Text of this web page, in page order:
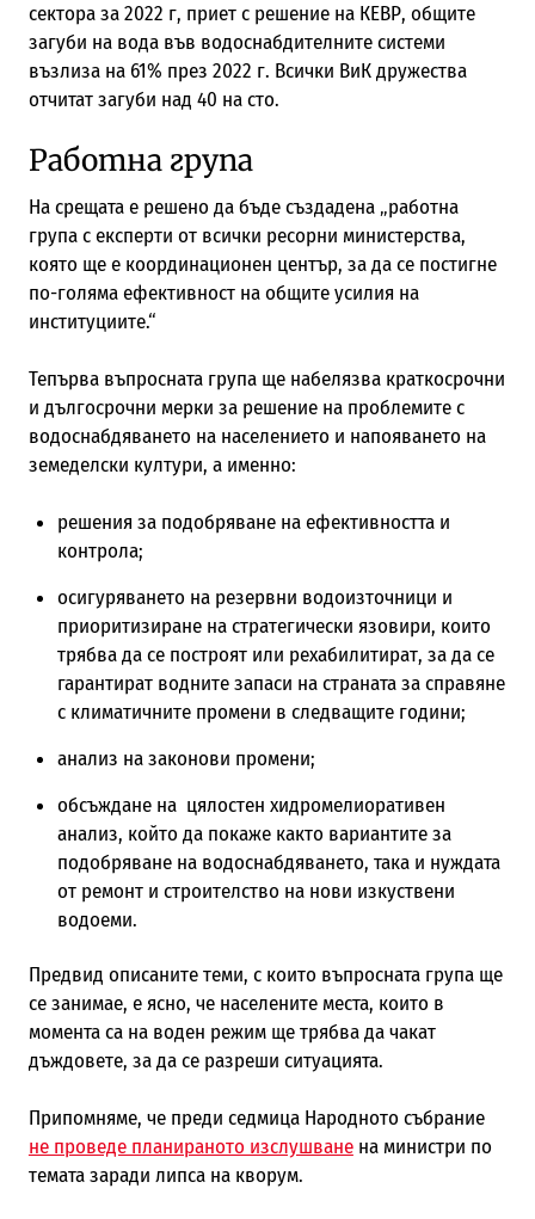
сектора за 2022 г, приет с решение на КЕВР, общите
загуби на вода във водоснабдителните системи
възлиза на 61% през 2022 г. Всички ВиК дружества
отчитат загуби над 40 на сто.
Работна група
На срещата е решено да бъде създадена „работна
група с експерти от всички ресорни министерства,
която ще е координационен център, за да се постигне
по-голяма ефективност на общите усилия на
институциите.“
Тепърва въпросната група ще набелязва краткосрочни
и дългосрочни мерки за решение на проблемите с
водоснабдяването на населението и напояването на
земеделски култури, а именно:
решения за подобряване на ефективността и
контрола;
осигуряването на резервни водоизточници и
приоритизиране на стратегически язовири, които
трябва да се построят или рехабилитират, за да се
гарантират водните запаси на страната за справяне
с климатичните промени в следващите години;
анализ на законови промени;
обсъждане на цялостен хидромелиоративен
анализ, който да покаже както вариантите за
подобряване на водоснабдяването, така и нуждата
от ремонт и строителство на нови изкуствени
водоеми.
Предвид описаните теми, с които въпросната група ще
се занимае, е ясно, че населените места, които в
момента са на воден режим ще трябва да чакат
дъждовете, за да се разреши ситуацията.
Припомняме, че преди седмица Народното събрание
не проведе планираното изслушванена министри по
темата заради липса на кворум.